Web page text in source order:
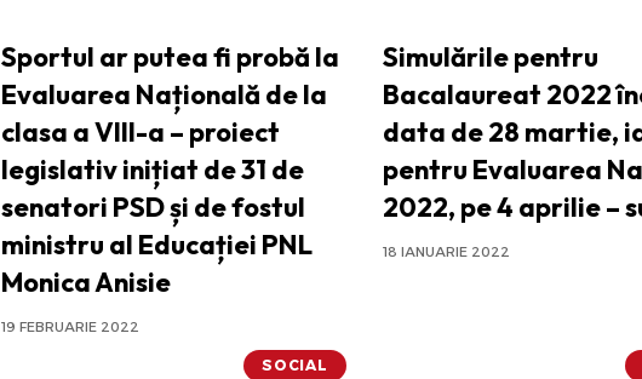
Sportul ar putea fi probă la
Evaluarea Națională de la
clasa a VIII-a – proiect
legislativ inițiat de 31 de
senatori PSD și de fostul
ministru al Educației PNL
Monica Anisie
19 FEBRUARIE 2022
Simulările pentru
Bacalaureat 2022
data de 28 martie,
pentru Evaluarea
2022, pe 4 aprilie –
18 IANUARIE 2022
SOCIAL